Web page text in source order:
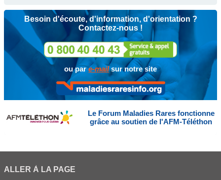
Besoin d'écoute, d'information, d'orientation ?
Contactez-nous !
ou pare-mailsur notre site
Le Forum Maladies Rares fonctionne
grâce au soutien de l'AFM-Téléthon
ALLER À LA PAGE